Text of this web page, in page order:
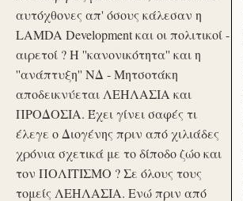
αυτόχθονες απ' όσους κάλεσαν η
LAMDA Development και οι πολιτικοί -
αιρετοί ? Η ''κανονικότητα'' και η
''ανάπτυξη'' ΝΔ - Μητσοτάκη
αποδεικνύεται ΛΕΗΛΑΣΙΑ και
ΠΡΟΔΟΣΙΑ. Έχει γίνει σαφές τι
έλεγε ο Διογένης πριν από χιλιάδες
χρόνια σχετικά με το δίποδο ζώο και
τον ΠΟΛΙΤΙΣΜΟ ? Σε όλους τους
τομείς ΛΕΗΛΑΣΙΑ. Ενώ πριν από